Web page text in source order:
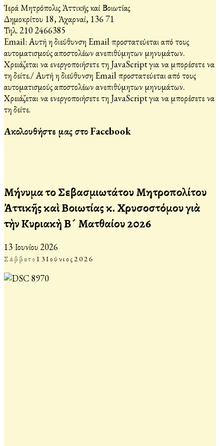
Ἱερά Μητρόπολις Ἀττικῆς καί Βοιωτίας
Δημοκρίτου 18, Ἀχαρναί, 136 71
Τηλ. 210 2466385
Email: Αυτή η διεύθυνση Email προστατεύεται από τους
αυτοματισμούς αποστολέων ανεπιθύμητων μηνυμάτων.
Χρειάζεται να ενεργοποιήσετε τη JavaScript για να μπορέσετε να
τη δείτε./Αυτή η διεύθυνση Email προστατεύεται από τους
αυτοματισμούς αποστολέων ανεπιθύμητων μηνυμάτων.
Χρειάζεται να ενεργοποιήσετε τη JavaScript για να μπορέσετε να
τη δείτε.
Ακολουθήστε μας στο Facebook
Μήνυμα τοῦ Σεβασμιωτάτου Μητροπολίτου
Ἀττικῆς καὶ Βοιωτίας κ. Χρυσοστόμου γιὰ
τὴν Κυριακὴ Β´ Ματθαίου 2026
13 Ιουνίου 2026
Σάββατο 13Ιούνιος2026